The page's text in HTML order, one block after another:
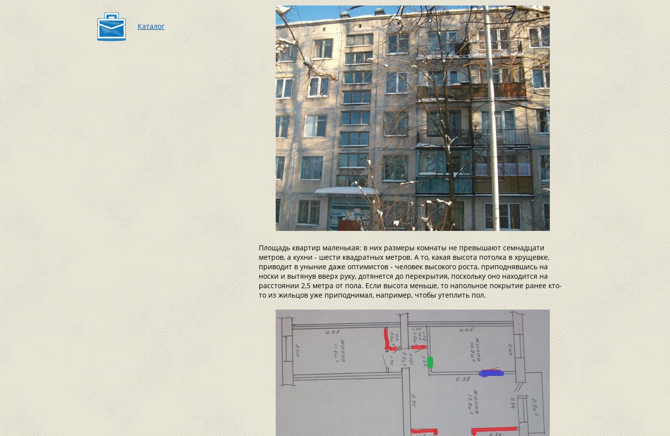
Каталог
Площадь квартир маленькая: в них размеры комнаты не превышают семнадцати
метров, а кухни - шести квадратных метров. А то, какая высота потолка в хрущевке,
приводит в уныние даже оптимистов - человек высокого роста, приподнявшись на
носки и вытянув вверх руку, дотянется до перекрытия, поскольку оно находится на
расстоянии 2,5 метра от пола. Если высота меньше, то напольное покрытие ранее кто-
то из жильцов уже приподнимал, например, чтобы утеплить пол.